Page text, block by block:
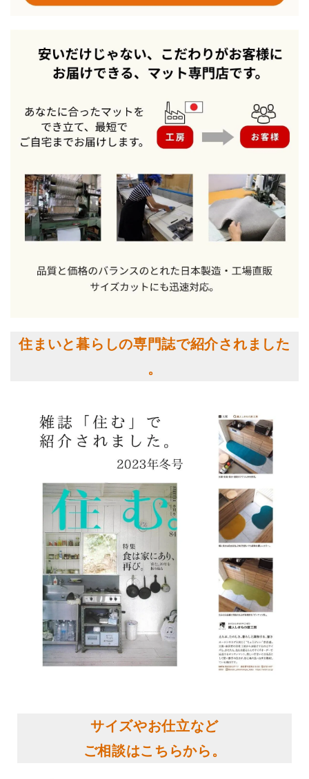
住まいと暮らしの専門誌で紹介されました
。
サイズやお仕立など
ご相談はこちらから。